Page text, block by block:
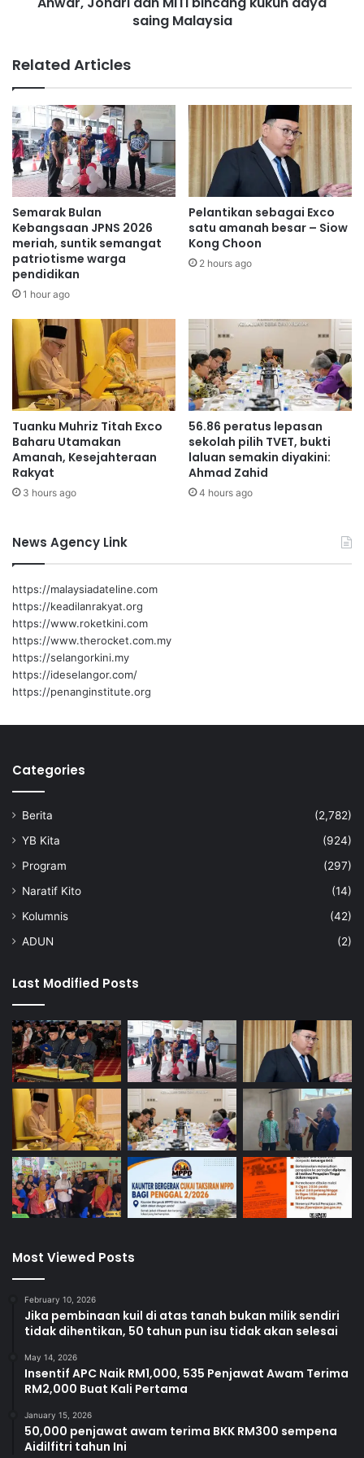
k
a
a
k
i
b
a
a
n
g
i
n
e
n
c
a
n
g
a
n
M
I
T
I
b
i
n
c
a
n
g
k
k
u
h
d
a
y
a
s
a
i
n
a
l
a
y
s
i
a
saing Malaysia
Related Articles
Semarak Bulan
Kebangsaan JPNS 2026
meriah, suntik semangat
patriotisme warga
pendidikan
1 hour ago
Pelantikan sebagai Exco
satu amanah besar – Siow
Kong Choon
2 hours ago
Tuanku Muhriz Titah Exco
Baharu Utamakan
Amanah, Kesejahteraan
Rakyat
3 hours ago
56.86 peratus lepasan
sekolah pilih TVET, bukti
laluan semakin diyakini:
Ahmad Zahid
4 hours ago
News Agency Link
https://malaysiadateline.com
https://keadilanrakyat.org
https://www.roketkini.com
https://www.therocket.com.my
https://selangorkini.my
https://ideselangor.com/
https://penanginstitute.org
Categories
Berita
(2,782)
YB Kita
(924)
Program
(297)
Naratif Kito
(14)
Kolumnis
(42)
ADUN
(2)
Last Modified Posts
Most Viewed Posts
February 10, 2026
Jika pembinaan kuil di atas tanah bukan milik sendiri
tidak dihentikan, 50 tahun pun isu tidak akan selesai
May 14, 2026
Insentif APC Naik RM1,000, 535 Penjawat Awam Terima
RM2,000 Buat Kali Pertama
January 15, 2026
50,000 penjawat awam terima BKK RM300 sempena
Aidilfitri tahun Ini